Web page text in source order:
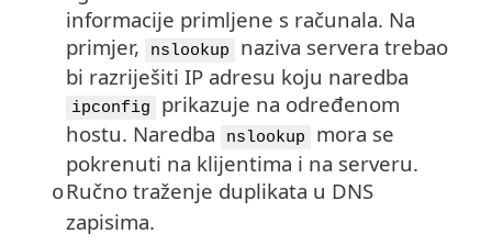
informacije primljene s računala. Na
primjer,
nslookup
naziva servera trebao
bi razriješiti IP adresu koju naredba
ipconfig
prikazuje na određenom
hostu. Naredba
nslookup
mora se
pokrenuti na klijentima i na serveru.
oRučno traženje duplikata u DNS
zapisima.